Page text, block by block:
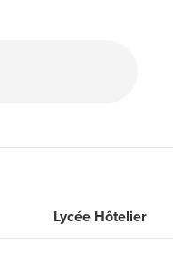
Lycée Hôtelier